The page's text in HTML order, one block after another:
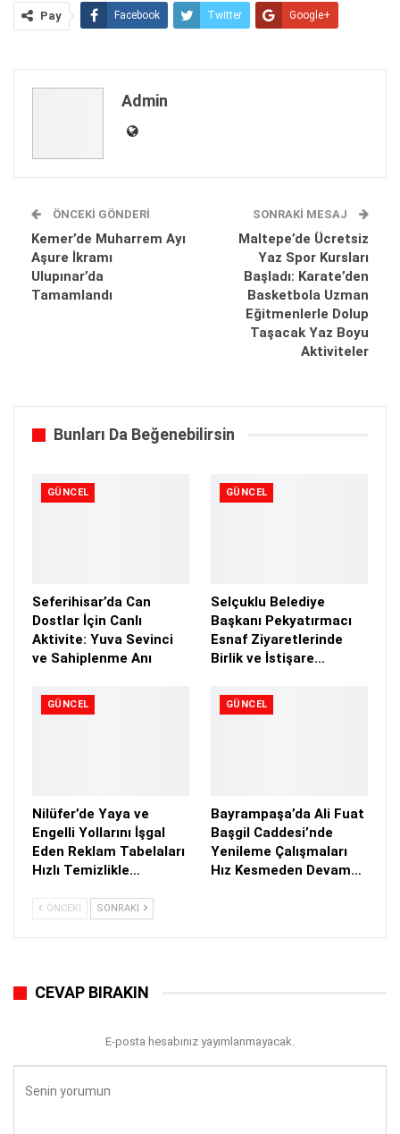
Pay Facebook Twitter Google+
Admin
ÖNCEKI GÖNDERI
Kemer’de Muharrem Ayı
Aşure İkramı
Ulupınar’da
Tamamlandı
SONRAKI MESAJ
Maltepe’de Ücretsiz
Yaz Spor Kursları
Başladı: Karate’den
Basketbola Uzman
Eğitmenlerle Dolup
Taşacak Yaz Boyu
Aktiviteler
Bunları Da Beğenebilirsin
GÜNCEL
Seferihisar’da Can
Dostlar İçin Canlı
Aktivite: Yuva Sevinci
ve Sahiplenme Anı
GÜNCEL
Selçuklu Belediye
Başkanı Pekyatırmacı
Esnaf Ziyaretlerinde
Birlik ve İstişare…
GÜNCEL
Nilüfer’de Yaya ve
Engelli Yollarını İşgal
Eden Reklam Tabelaları
Hızlı Temizlikle…
GÜNCEL
Bayrampaşa’da Ali Fuat
Başgil Caddesi’nde
Yenileme Çalışmaları
Hız Kesmeden Devam…
ÖNCEKI SONRAKI
CEVAP BIRAKIN
E-posta hesabınız yayımlanmayacak.